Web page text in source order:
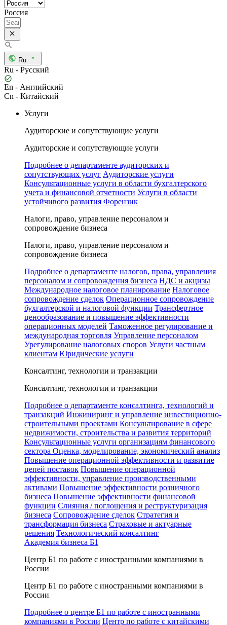
Россия
Ru
Ru - Русский
En - Английский
Cn - Китайский
Услуги
Аудиторские и сопутствующие услуги
Аудиторские и сопутствующие услуги
Подробнее о департаменте аудиторских и
сопутствующих услуг Аудиторские услуги
Консультационные услуги в области бухгалтерского
учета и финансовой отчетности Услуги в области
устойчивого развития Форензик
Налоги, право, управление персоналом и
сопровождение бизнеса
Налоги, право, управление персоналом и
сопровождение бизнеса
Подробнее о департаменте налогов, права, управления
персоналом и сопровождения бизнеса НДС и акцизы
Международное налоговое планирование Налоговое
сопровождение сделок Операционное сопровождение
бухгалтерской и налоговой функции Трансфертное
ценообразование и повышение эффективности
операционных моделей Таможенное регулирование и
международная торговля Управление персоналом
Урегулирование налоговых споров Услуги частным
клиентам Юридические услуги
Консалтинг, технологии и транзакции
Консалтинг, технологии и транзакции
Подробнее о департаменте консалтинга, технологий и
транзакций Инжиниринг и управление инвестиционно-
строительными проектами Консультирование в сфере
недвижимости, строительства и развития территорий
Консультационные услуги организациям финансового
сектора Оценка, моделирование, экономический анализ
Повышение операционной эффективности и развитие
цепей поставок Повышение операционной
эффективности, управление производственными
активами Повышение эффективности розничного
бизнеса Повышение эффективности финансовой
функции Слияния / поглощения и реструктуризация
бизнеса Сопровождение сделок Стратегия и
трансформация бизнеса Страховые и актуарные
решения Технологический консалтинг
Академия бизнеса Б1
Центр Б1 по работе с иностранными компаниями в
России
Центр Б1 по работе с иностранными компаниями в
России
Подробнее о центре Б1 по работе с иностранными
компаниями в России Центр по работе с китайскими